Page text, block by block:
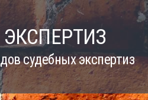
судебных экспертиз